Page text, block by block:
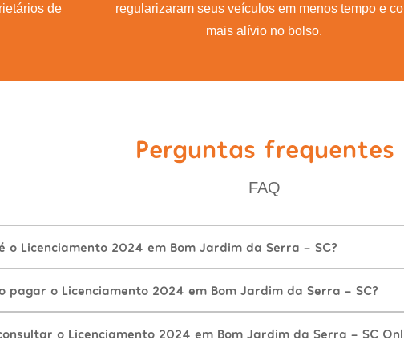
de
regularizaram seus veículos em menos tempo e
mais alívio no bolso.
Perguntas frequentes
FAQ
o Licenciamento 2024 em Bom Jardim da Serra - SC?
pagar o Licenciamento 2024 em Bom Jardim da Serra - SC?
o Licenciamento 2024 em Bom Jardim da Serra - SC